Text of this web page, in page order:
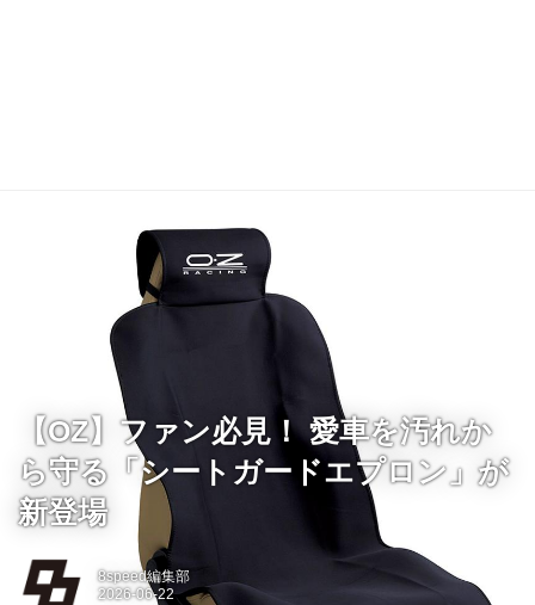
【OZ】ファン必見！ 愛車を汚れか
ら守る「シートガードエプロン」が
新登場
8speed編集部